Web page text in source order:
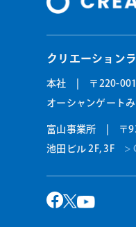
クリエーション
本社 | 〒220-0012
オーシャンゲート
富山事業所 | 〒
池田ビル 2F, 3F >